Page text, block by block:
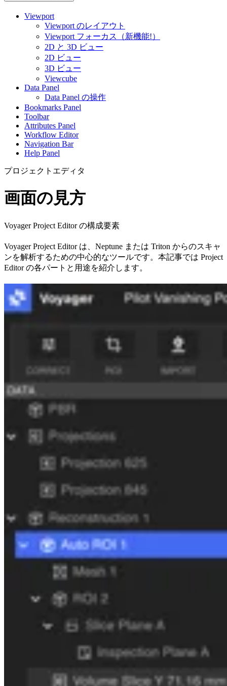
Viewport
Viewport のレイアウト
Viewport フォーカス（新機能!）
2D と 3D ビュー
2D ビュー
3D ビュー
Viewcube
Data Panel
Data Panel の操作
Bookmarks Panel
Toolbar
Attributes Panel
Workflow Editor
Navigation Bar
Help Panel
プロジェクトエディタ
画面の見方
Voyager Project Editor の構成要素
Voyager Project Editor は、Neptune または Triton からのスキャ
ンを解析するための中心的なツールです。本記事では Project
Editor の各パートと用途を紹介します。